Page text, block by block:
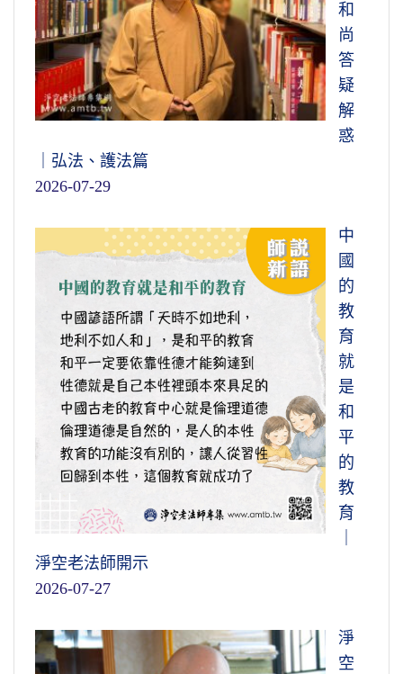
和
尚
答
疑
解
惑
｜弘法、護法篇
2026-07-29
中
國
的
教
育
就
是
和
平
的
教
育
淨空老法師開示
2026-07-27
淨
空